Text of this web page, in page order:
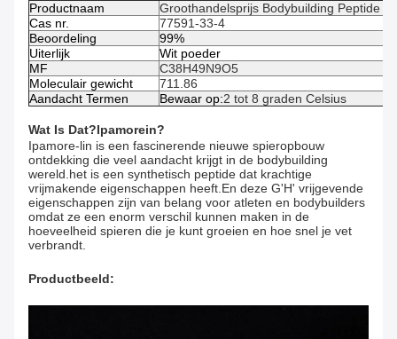
Productnaam
Groothandelsprijs Bodybuilding Peptide
Cas nr.
77591-33-4
Beoordeling
99%
Uiterlijk
Wit poeder
MF
C38H49N9O5
Moleculair gewicht
711.86
Aandacht Termen
Bewaar op:2 tot 8 graden Celsius
Wat Is Dat?Ipamorein?
Ipamore-lin is een fascinerende nieuwe spieropbouw
ontdekking die veel aandacht krijgt in de bodybuilding
wereld.het is een synthetisch peptide dat krachtige
vrijmakende eigenschappen heeft.En deze G'H' vrijgevende
eigenschappen zijn van belang voor atleten en bodybuilders
omdat ze een enorm verschil kunnen maken in de
hoeveelheid spieren die je kunt groeien en hoe snel je vet
verbrandt.
Productbeeld: